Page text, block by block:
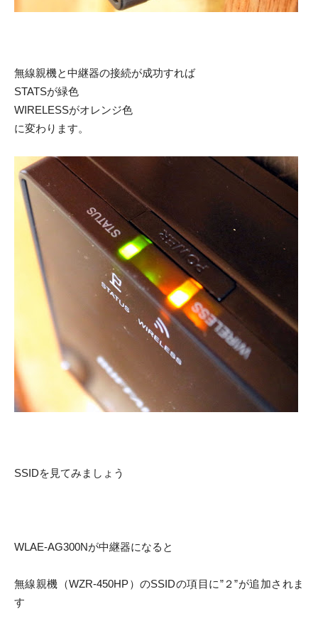
無線親機と中継器の接続が成功すれば
STATSが緑色
WIRELESSがオレンジ色
に変わります。
SSIDを見てみましょう
WLAE-AG300Nが中継器になると
無線親機（WZR-450HP）のSSIDの項目に”２”が追加されま
す